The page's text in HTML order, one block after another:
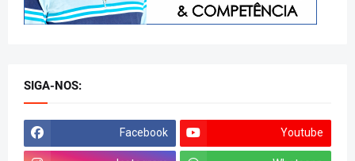
SIGA-NOS:
Facebook Youtube